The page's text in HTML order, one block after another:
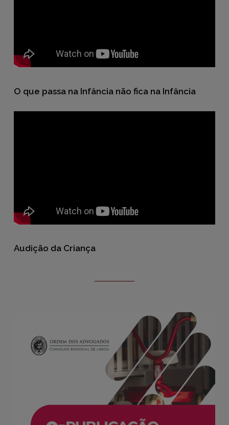
O que passa na Infância não fica na Infância
Audição da Criança